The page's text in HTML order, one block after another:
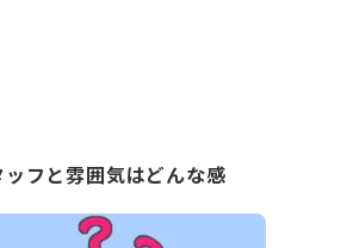
フと雰囲気はどんな感